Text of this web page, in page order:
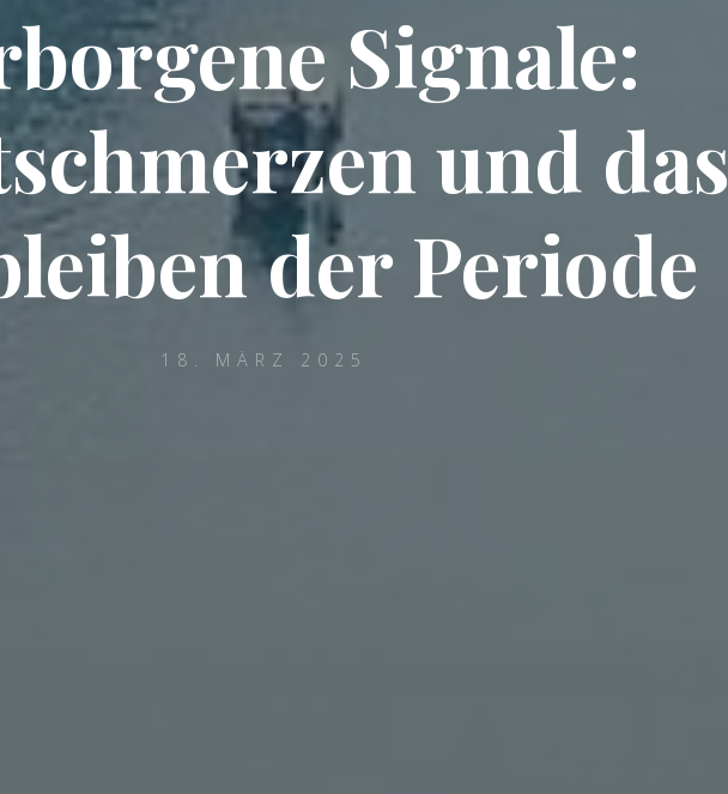
Signale:
und das
der Periode
18. MÄRZ 2025